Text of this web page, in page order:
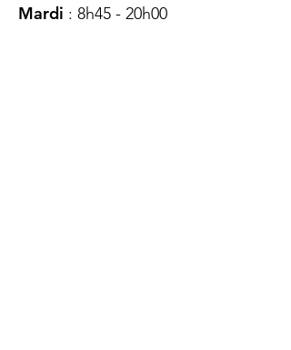
Mardi : 8h45 - 20h00